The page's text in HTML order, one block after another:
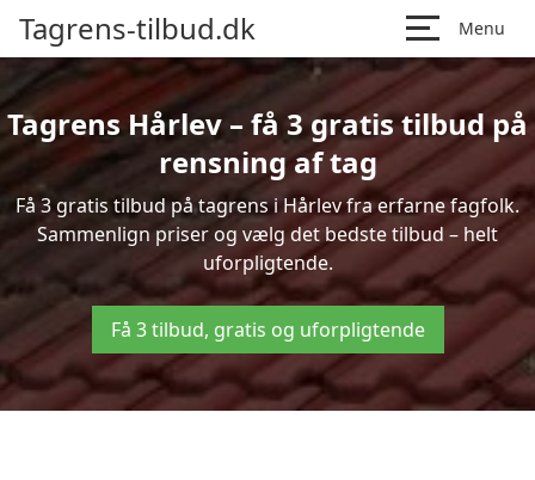
Tagrens-tilbud.dk Menu
Tagrens Hårlev – få 3 gratis tilbud på
rensning af tag
Få 3 gratis tilbud på tagrens i Hårlev fra erfarne fagfolk.
Sammenlign priser og vælg det bedste tilbud – helt
uforpligtende.
Få 3 tilbud, gratis og uforpligtende